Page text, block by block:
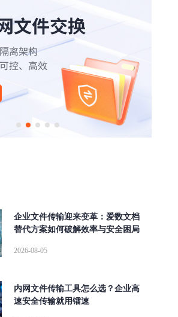
软件 | SD-WAN | 极速传输
文件管理 云计算
缓存 SOCKS5 断点续传 |
| 高可用 |
跨国传
高速数据传输
企业级文件传输软
传输协议 AD域
镭速传输 | 镭速云传
跨网文件交换 | 替代FTP |
文件
输大型文件 | 快速传输大文件 |
文档
件传输工具
Aspera | 爱数文档替代方案
企业文件传输迎来变革：爱数文档
替代方案如何破解效率与安全困局
2026-08-05
内网文件传输工具怎么选？企业高
速安全传输就用镭速